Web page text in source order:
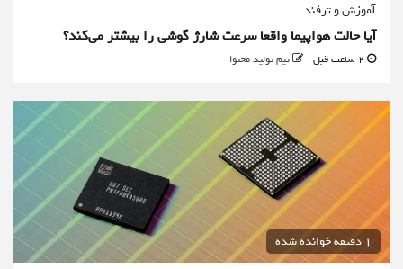
آموزش و ترفند
آیا حالت هواپیما واقعا سرعت شارژ گوشی را بیشتر می‌کند؟
تیم تولید محتوا
1 دقیقه خوانده شده